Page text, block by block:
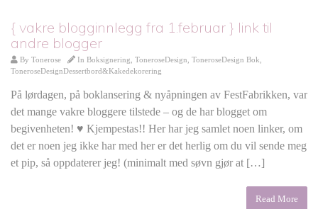
{ vakre blogginnlegg fra 1.februar } link til
andre blogger
By Tonerose In Boksignering ToneroseDesign ToneroseDesign Bok
ToneroseDesignDessertbord&Kakedekorering
På lørdagen, på boklansering & nyåpningen av FestFabrikken, var
det mange vakre bloggere tilstede – og de har blogget om
begivenheten! ♥ Kjempestas!! Her har jeg samlet noen linker, om
det er noen jeg ikke har med her er det herlig om du vil sende meg
et pip, så oppdaterer jeg! (minimalt med søvn gjør at […]
Read More